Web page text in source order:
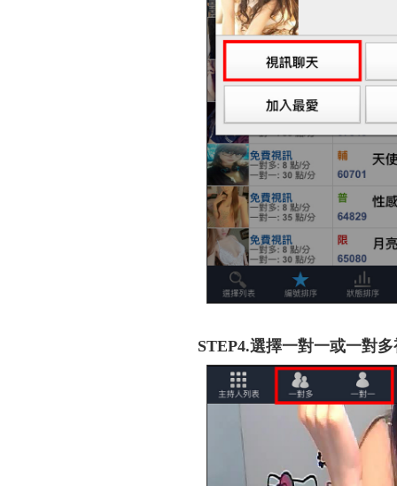
STEP4.選擇一對一或一對